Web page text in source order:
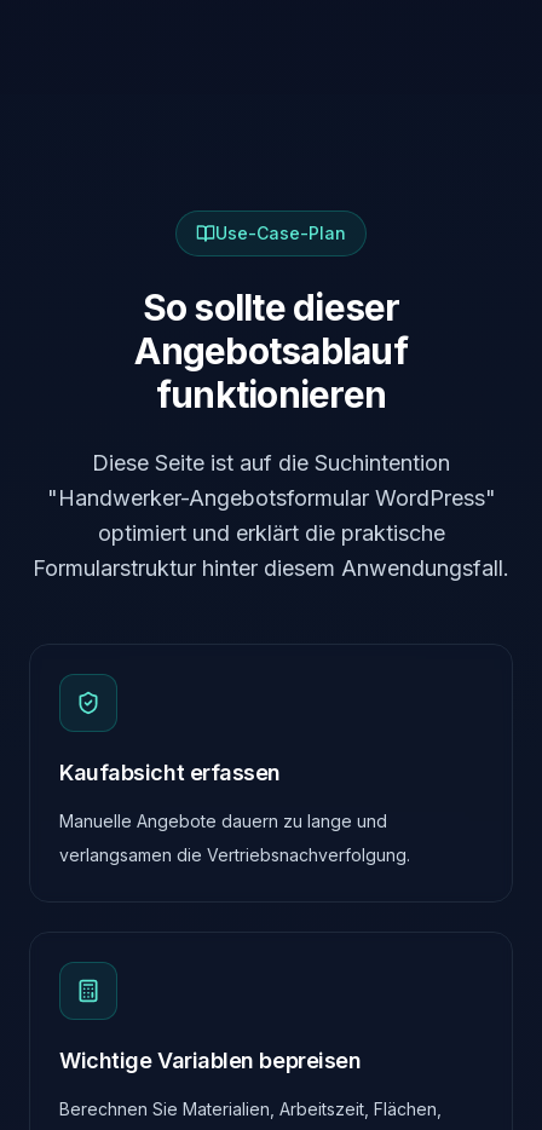
Use-Case-Plan
So sollte dieser
Angebotsablauf
funktionieren
Diese Seite ist auf die Suchintention
"Handwerker-Angebotsformular WordPress"
optimiert und erklärt die praktische
Formularstruktur hinter diesem Anwendungsfall.
Kaufabsicht erfassen
Manuelle Angebote dauern zu lange und
verlangsamen die Vertriebsnachverfolgung.
Wichtige Variablen bepreisen
Berechnen Sie Materialien, Arbeitszeit, Flächen,